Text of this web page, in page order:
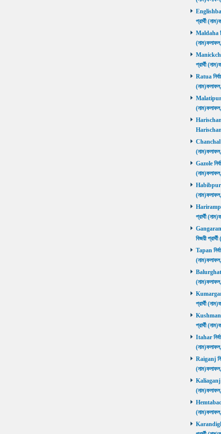
প্রার্থী
Maldaha
প্রার্থী
Ratua
Malatipur
Chanchal
Gazole
Habibpur
প্রার্থী
বিজয়ী
Tapan
Balurghat
Kumarganj
প্রার্থী
প্রার্থী
Itahar
Raiganj
Kaliaganj
Hemtabad
Karandighi